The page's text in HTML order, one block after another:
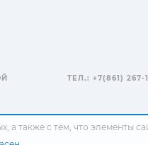
ТЕЛ.: +7(861) 267-
, а также с тем, что элементы